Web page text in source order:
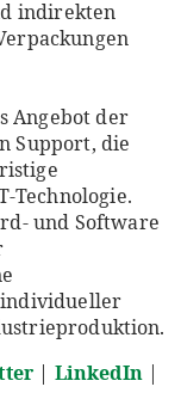
indirekten
Angebot der
Support, die
Technologie.
und Software
individueller
| LinkedIn|